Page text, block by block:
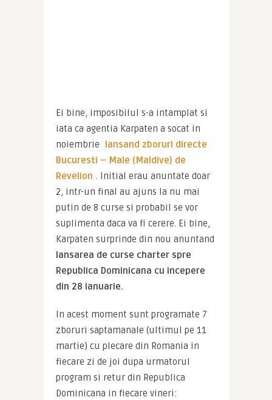
Ei bine, imposibilul s-a intamplat si
iata ca agentia Karpaten a socat in
noiembrie
lansand zboruri directe
Bucuresti – Male (Maldive) de
Revelion . Initial erau anuntate doar
2, intr-un final au ajuns la nu mai
putin de 8 curse si probabil se vor
suplimenta daca va fi cerere. Ei bine,
lansarea de curse charter spre
Republica Dominicana cu incepere
din 28 ianuarie.
In acest moment sunt programate 7
zboruri saptamanale (ultimul pe 11
martie) cu plecare din Romania in
fiecare zi de joi dupa urmatorul
program si retur din Republica
Dominicana in fiecare vineri: